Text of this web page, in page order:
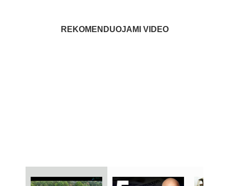
REKOMENDUOJAMI VIDEO